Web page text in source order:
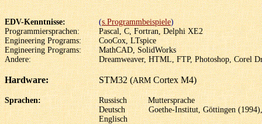
EDV-Kenntnisse: (s.Programmbeispiele)
Programmiersprachen:
Pascal, C, Fortran, Delphi XE2
Engineering Programs:
CooCox, LTspice
Engineering Programs:
MathCAD, SolidWorks
Andere:
Dreamweaver, HTML, FTP, Photoshop, Corel
Hardware: STM32 (ARMCortex M4)
Sprachen:
Russisch Muttersprache
Deutsch Goethe-Institut, Göttingen (1994),
Englisch